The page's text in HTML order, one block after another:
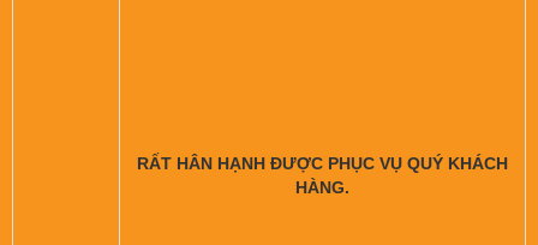
RẤT HÂN HẠNH ĐƯỢC PHỤC VỤ QUÝ KHÁCH
HÀNG.